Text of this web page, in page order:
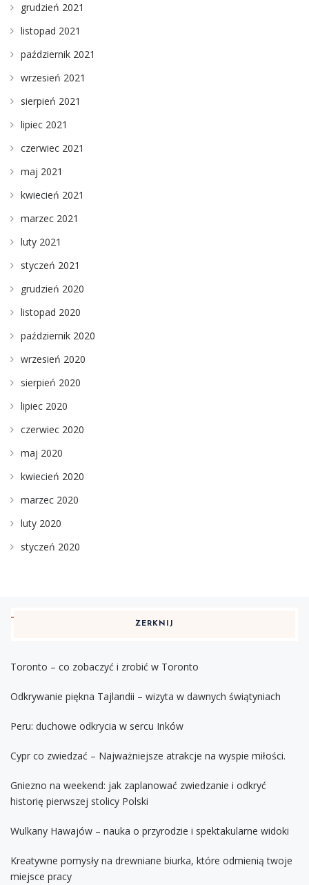
grudzień 2021
listopad 2021
październik 2021
wrzesień 2021
sierpień 2021
lipiec 2021
czerwiec 2021
maj 2021
kwiecień 2021
marzec 2021
luty 2021
styczeń 2021
grudzień 2020
listopad 2020
październik 2020
wrzesień 2020
sierpień 2020
lipiec 2020
czerwiec 2020
maj 2020
kwiecień 2020
marzec 2020
luty 2020
styczeń 2020
ZERKNIJ
Toronto – co zobaczyć i zrobić w Toronto
Odkrywanie piękna Tajlandii – wizyta w dawnych świątyniach
Peru: duchowe odkrycia w sercu Inków
Cypr co zwiedzać – Najważniejsze atrakcje na wyspie miłości.
Gniezno na weekend: jak zaplanować zwiedzanie i odkryć
historię pierwszej stolicy Polski
Wulkany Hawajów – nauka o przyrodzie i spektakularne widoki
Kreatywne pomysły na drewniane biurka, które odmienią twoje
miejsce pracy